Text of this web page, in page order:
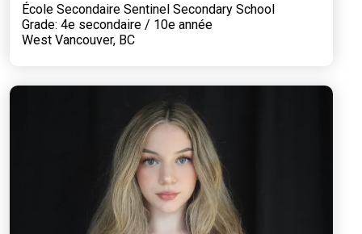
École Secondaire Sentinel Secondary School
Grade: 4e secondaire / 10e année
West Vancouver, BC